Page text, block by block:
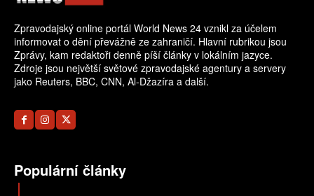
Zpravodajský online portál World News 24 vznikl za účelem
informovat o dění převážně ze zahraničí. Hlavní rubrikou jsou
Zprávy, kam redaktoři denně píší články v lokálním jazyce.
Zdroje jsou největší světové zpravodajské agentury a servery
jako Reuters, BBC, CNN, Al-Džazíra a další.
Populární články